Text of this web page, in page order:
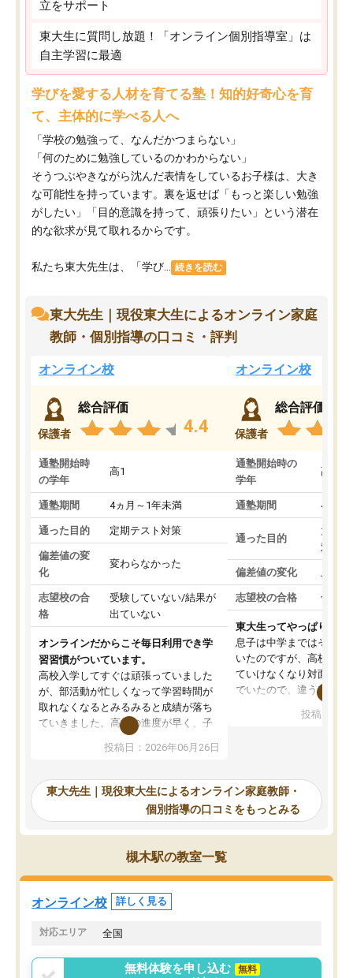
立をサポート
東大生に質問し放題！「オンライン個別指導室」は
自主学習に最適
学びを愛する人材を育てる塾！知的好奇心を育
て、主体的に学べる人へ
「学校の勉強って、なんだかつまらない」
「何のために勉強しているのかわからない」
そうつぶやきながら沈んだ表情をしているお子様は、大き
な可能性を持っています。裏を返せば「もっと楽しい勉強
がしたい」「目的意識を持って、頑張りたい」という潜在
的な欲求が見て取れるからです。
私たち東大先生は、「学び... 続きを読む
東大先生｜現役東大生によるオンライン家庭
教師・個別指導の口コミ・評判
オンライン校
保護者
総合評価
4.4
通塾開始時
の学年
高1
通塾期間 4ヵ月～1年未満
通った目的 定期テスト対策
偏差値の変
化
変わらなかった
志望校の合
格
受験していない/結果が
出ていない
オンラインだからこそ毎日利用でき学
習習慣がついています。
高校入学してすぐは頑張っていました
が、部活動が忙しくなって学習時間が
取れなくなるとみるみると成績が落ち
ていきました。高校の進度が早く、子
供も家に帰って勉強の話すると嫌な反
応を示します。東大先生にお願いして
れるので、親としても安心です。毎日
使える自習室とかもあり、わからない
ところがあれば先生が回答してくれる
のも重宝しています。
投稿日：2026年06月26日
オンライン校
保護者
総合評価
通塾開始時の
学年
高3
通塾期間 4ヵ月
通った目的
大学
対策
偏差値の変化 上が
志望校の合格 合格
東大生ってやっぱりすご
息子は中学まではそこそ
いたのですが、高校に入
ていけなくなり対面の塾
でいたので、違うアプロ
で、当初は模試でD判定
自習室が毎日使えていつ
るのが心強かったよう
謝です。
投稿日：
東大先生｜現役東大生によるオンライン家庭教師・
個別指導の口コミをもっとみる
槻木駅の教室一覧
オンライン校 詳しく見る
対応エリア 全国
無料体験を申し込む
無料